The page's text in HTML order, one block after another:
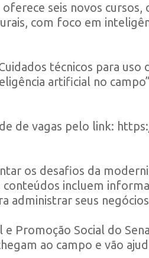
seis novos
com foco em
técnicos para uso
artificial no
de vagas pelo link:
os desafios da
incluem
seus
Promoção Social do
ao campo e vão